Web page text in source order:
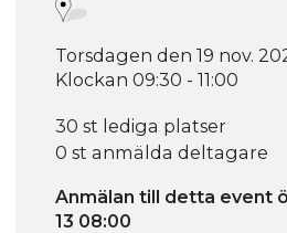
Torsdagen den 19 nov.
Klockan 09:30 - 11:00
30 st lediga platser
0 st anmälda deltagare
Anmälan till detta event
13 08:00